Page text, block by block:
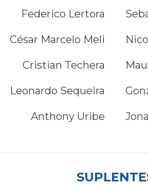
Federico Lertora
César Marcelo Meli
Cristian Techera
Leonardo Sequeira
Anthony Uribe